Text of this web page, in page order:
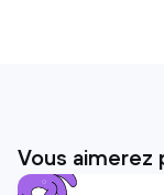
Vous